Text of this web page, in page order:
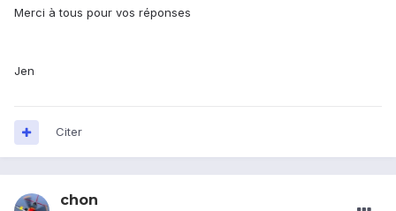
Merci à tous pour vos réponses
Jen
Citer
chon